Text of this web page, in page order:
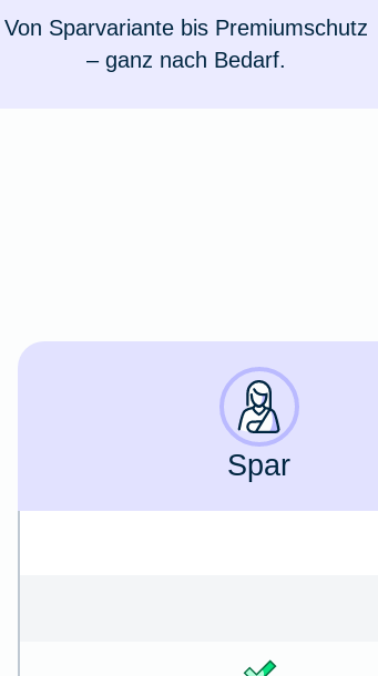
Von Sparvariante bis Premiumschutz
– ganz nach Bedarf.
Spar